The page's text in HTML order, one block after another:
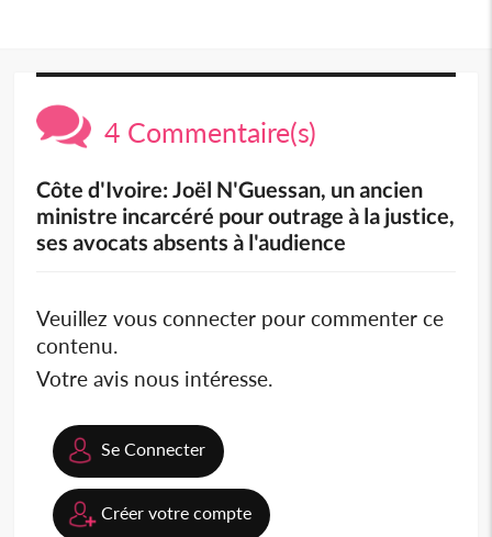
4 Commentaire(s)
Côte d'Ivoire: Joël N'Guessan, un ancien
ministre incarcéré pour outrage à la justice,
ses avocats absents à l'audience
Veuillez vous connecter pour commenter ce
contenu.
Votre avis nous intéresse.
Se Connecter
Créer votre compte